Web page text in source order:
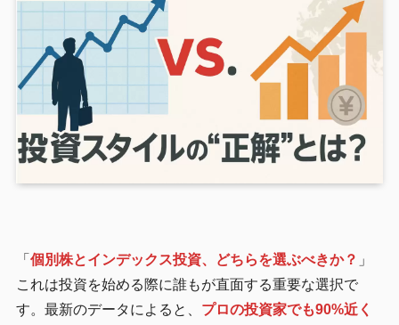
「 個別株とインデックス投資、どちらを選ぶべきか？ 」
これは投資を始める際に誰もが直面する重要な選択で
す。最新のデータによると、 プロの投資家でも90%近く